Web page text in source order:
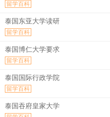
留学百科
泰国东亚大学读研
留学百科
泰国博仁大学要求
留学百科
泰国国际行政学院
留学百科
泰国吞府皇家大学